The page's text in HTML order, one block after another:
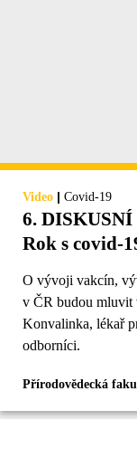
Video | Covid-19
6.
Rok s covid-
O vývoji vakcín,
v ČR budou mluvit
Konvalinka, lékař
odborníci.
Přírodovědecká